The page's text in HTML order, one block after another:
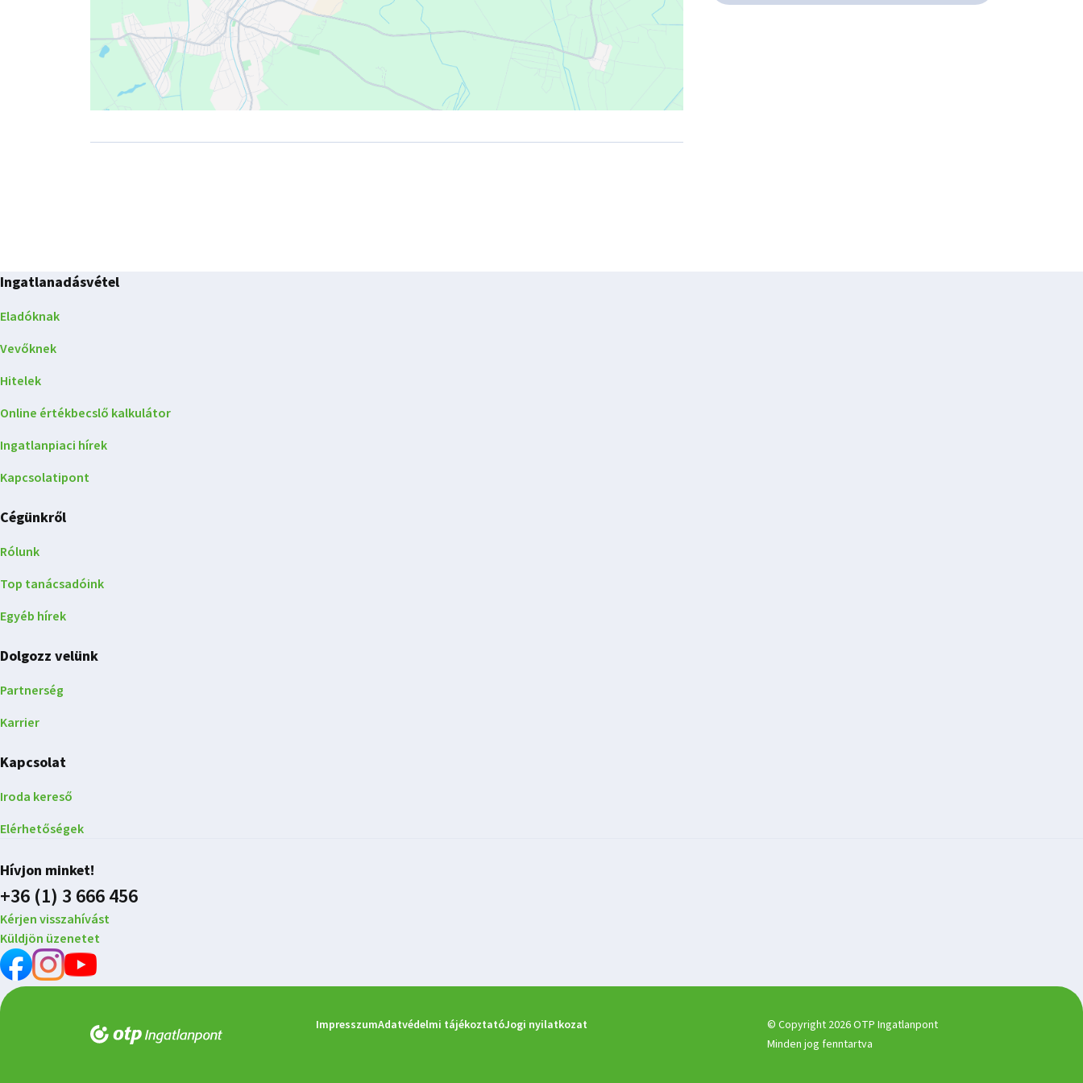
Ingatlanadásvétel
Eladóknak
Vevőknek
Hitelek
Online értékbecslő kalkulátor
Ingatlanpiaci hírek
Kapcsolatipont
Cégünkről
Rólunk
Top tanácsadóink
Egyéb hírek
Dolgozz velünk
Partnerség
Karrier
Kapcsolat
Iroda kereső
Elérhetőségek
Hívjon minket!
+36 (1) 3 666 456
Kérjen visszahívást
Küldjön üzenetet
ImpresszumAdatvédelmi tájékoztatóJogi nyilatkozat
© Copyright 2026 OTP Ingatlanpont
Minden jog fenntartva